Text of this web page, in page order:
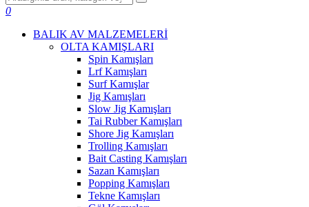
0
BALIK AV MALZEMELERİ
OLTA KAMIŞLARI
Spin Kamışları
Lrf Kamışları
Surf Kamışlar
Jig Kamışları
Slow Jig Kamışları
Tai Rubber Kamışları
Shore Jig Kamışları
Trolling Kamışları
Bait Casting Kamışları
Sazan Kamışları
Popping Kamışları
Tekne Kamışları